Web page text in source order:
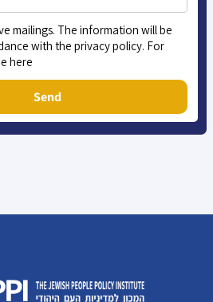
mailings. The information will be
with the privacy policy. For
here
Send